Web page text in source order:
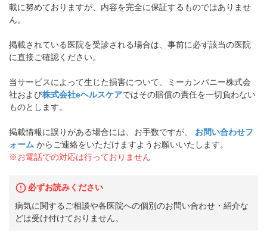
載に努めておりますが、内容を完全に保証するものではありませ
ん。
掲載されている医院を受診される場合は、事前に必ず該当の医院
に直接ご確認ください。
当サービスによって生じた損害について、ミーカンパニー株式会
社および株式会社eヘルスケアではその賠償の責任を一切負わない
ものとします。
掲載情報に誤りがある場合には、お手数ですが、
お問い合わせフ
ォーム からご連絡をいただけますようお願いいたします。
※お電話での対応は行っておりません
必ずお読みください
病気に関するご相談や各医院への個別のお問い合わせ・紹介な
どは受け付けておりません。